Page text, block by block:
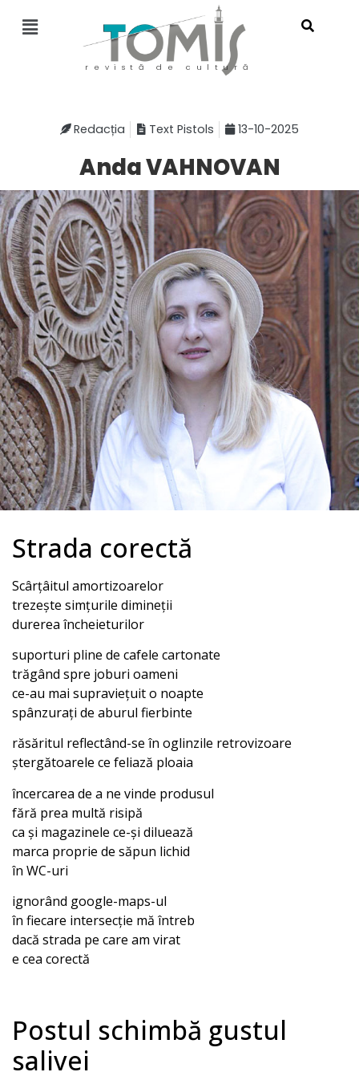
revistă de cultură
Redacția Text Pistols 13-10-2025
Anda VAHNOVAN
Strada corectă
Scârțâitul amortizoarelor
trezește simțurile dimineții
durerea încheieturilor
suporturi pline de cafele cartonate
trăgând spre joburi oameni
ce-au mai supraviețuit o noapte
spânzurați de aburul fierbinte
răsăritul reflectând-se în oglinzile retrovizoare
ștergătoarele ce feliază ploaia
încercarea de a ne vinde produsul
fără prea multă risipă
ca și magazinele ce-și diluează
marca proprie de săpun lichid
în WC-uri
ignorând google-maps-ul
în fiecare intersecție mă întreb
dacă strada pe care am virat
e cea corectă
Postul schimbă gustul
salivei